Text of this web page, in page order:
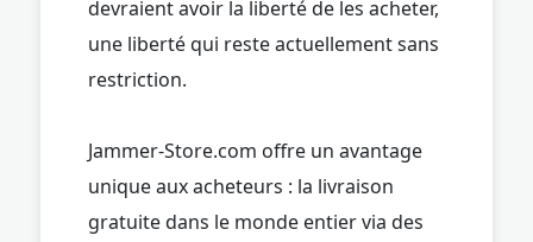
devraient avoir la liberté de les acheter,
une liberté qui reste actuellement sans
restriction.
Jammer-Store.com offre un avantage
unique aux acheteurs : la livraison
gratuite dans le monde entier via des